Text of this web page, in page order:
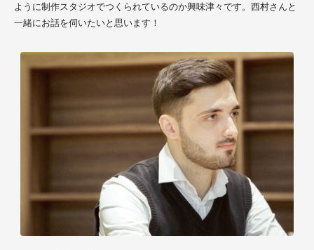
ように制作スタジオでつくられているのか興味津々です。西村さんと
一緒にお話を伺いたいと思います！